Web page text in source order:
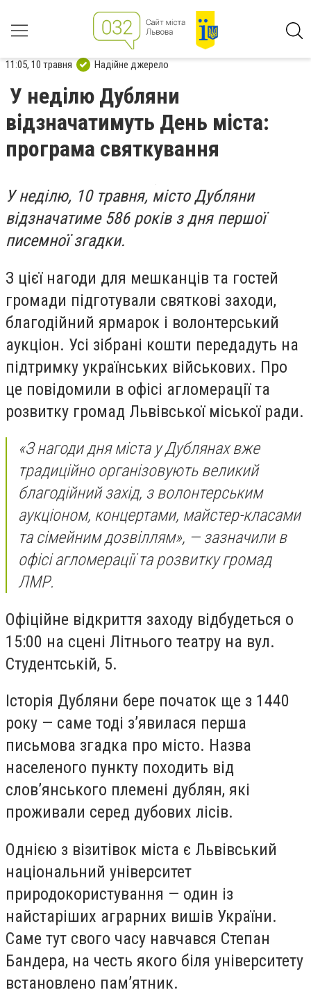
11:05, 10 травня Надійне джерело
У неділю Дубляни
відзначатимуть День міста:
програма святкування
У неділю, 10 травня, місто Дубляни
відзначатиме 586 років з дня першої
писемної згадки.
З цієї нагоди для мешканців та гостей
громади підготували святкові заходи,
благодійний ярмарок і волонтерський
аукціон. Усі зібрані кошти передадуть на
підтримку українських військових. Про
це повідомили в офісі агломерації та
розвитку громад Львівської міської ради.
«З нагоди дня міста у Дублянах вже
традиційно організовують великий
благодійний захід, з волонтерським
аукціоном, концертами, майстер-класами
та сімейним дозвіллям», — зазначили в
офісі агломерації та розвитку громад
ЛМР.
Офіційне відкриття заходу відбудеться о
15:00 на сцені Літнього театру на вул.
Студентській, 5.
Історія Дубляни бере початок ще з 1440
року — саме тоді з’явилася перша
письмова згадка про місто. Назва
населеного пункту походить від
слов’янського племені дублян, які
проживали серед дубових лісів.
Однією з візитівок міста є Львівський
національний університет
природокористування — один із
найстаріших аграрних вишів України.
Саме тут свого часу навчався Степан
Бандера, на честь якого біля університету
встановлено пам’ятник.